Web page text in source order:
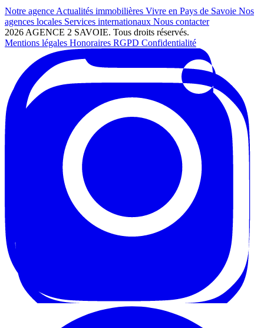
Notre agence Actualités immobilières Vivre en Pays de Savoie Nos
agences locales Services internationaux Nous contacter
2026 AGENCE 2 SAVOIE. Tous droits réservés.
Mentions légales Honoraires RGPD Confidentialité